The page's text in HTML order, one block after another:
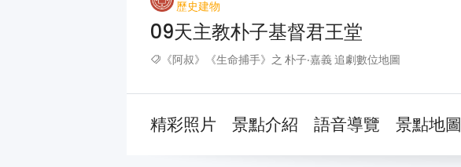
歷史建物
09天主教朴子基督君王堂
《阿叔》《生命捕手》之 朴子‧嘉義 追劇數位地圖
精彩照片 景點介紹 語音導覽 景點地圖